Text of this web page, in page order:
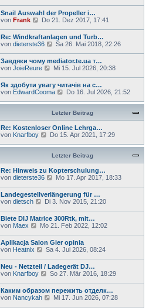
g
e
i
t
r
a
u
e
s
t
e
r
e
i
t
r
a
g
Snail Auswahl der Propeller i…
von Frank
N
u
e
s
t
e
r
e
i
t
r
Do 21. Dez 2017, 17:41
Re: Windkraftanlagen und Turb…
von dieterste36
N
e
s
t
e
r
e
i
t
r
a
Sa 26. Mai 2018, 22:26
Завдяки чому mediator.te.ua т…
von JoieReure
N
e
s
t
e
r
e
i
t
a
g
Mi 15. Jul 2026, 20:38
Як здобути увагу читачів на с…
von EdwardCooma
N
u
e
s
t
e
B
e
i
t
r
g
Do 16. Jul 2026, 21:52
Letzter Beitrag
Re: Kostenloser Online Lehrga…
von Knarfboy
N
u
s
t
e
e
i
t
r
a
Do 15. Apr 2021, 17:29
Letzter Beitrag
Re: Hinweis zu Kopterschulung…
von dieterste36
N
u
e
s
t
e
r
e
i
t
r
a
g
Mo 17. Apr 2017, 18:33
Landegestellverlängerung für …
von dietsch
N
u
e
s
t
e
r
e
i
t
r
a
g
Di 3. Nov 2015, 21:20
Biete DIJ Matrice 300Rtk, mit…
von Maex
N
u
e
s
t
e
r
e
i
t
Mo 21. Feb 2022, 12:02
Aplikacja Salon Gier opinia
von Heatnix
N
u
e
s
t
e
r
Sa 4. Jul 2026, 08:24
Neu - Netzteil / Ladegerät DJ…
von Knarfboy
N
e
s
So 27. Mär 2016, 18:29
Каким образом пережить отделк…
von Nancykah
NMi 17. Jun 2026, 07:28